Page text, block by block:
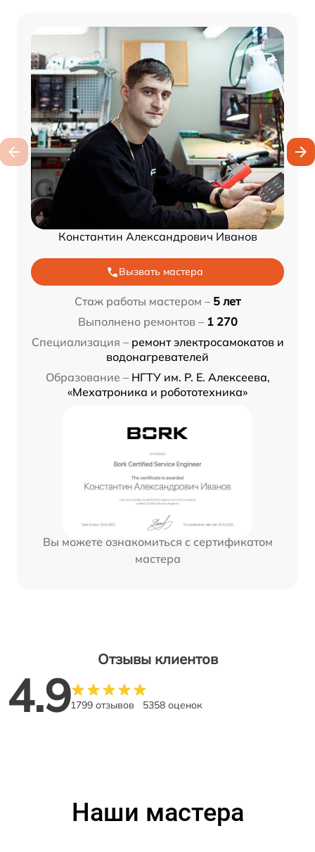
Константин Александрович Иванов
Вызвать мастера
Стаж работы мастером – 5 лет
Выполнено ремонтов – 1 270
Специализация – ремонт электросамокатов и
водонагревателей
Образование – НГТУ им. Р. Е. Алексеева,
«Мехатроника и робототехника»
Вы можете ознакомиться с сертификатом
мастера
Отзывы клиентов
4.91799 отзывов 5358 оценок
Наши мастера